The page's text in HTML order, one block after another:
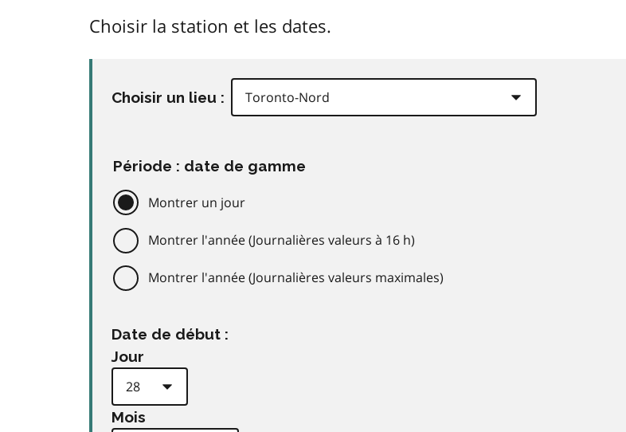
Choisir la station et les dates.
Choisir un lieu :
Période : date de gamme
Montrer un jour
Montrer l'année (Journalières valeurs à 16 h)
Montrer l'année (Journalières valeurs maximales)
Date de début :
Jour
Mois